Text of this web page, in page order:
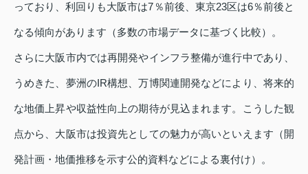
っており、利回りも大阪市は7％前後、東京23区は6％前後と
なる傾向があります（多数の市場データに基づく比較）。
さらに大阪市内では再開発やインフラ整備が進行中であり、
うめきた、夢洲のIR構想、万博関連開発などにより、将来的
な地価上昇や収益性向上の期待が見込まれます。こうした観
点から、大阪市は投資先としての魅力が高いといえます（開
発計画・地価推移を示す公的資料などによる裏付け）。